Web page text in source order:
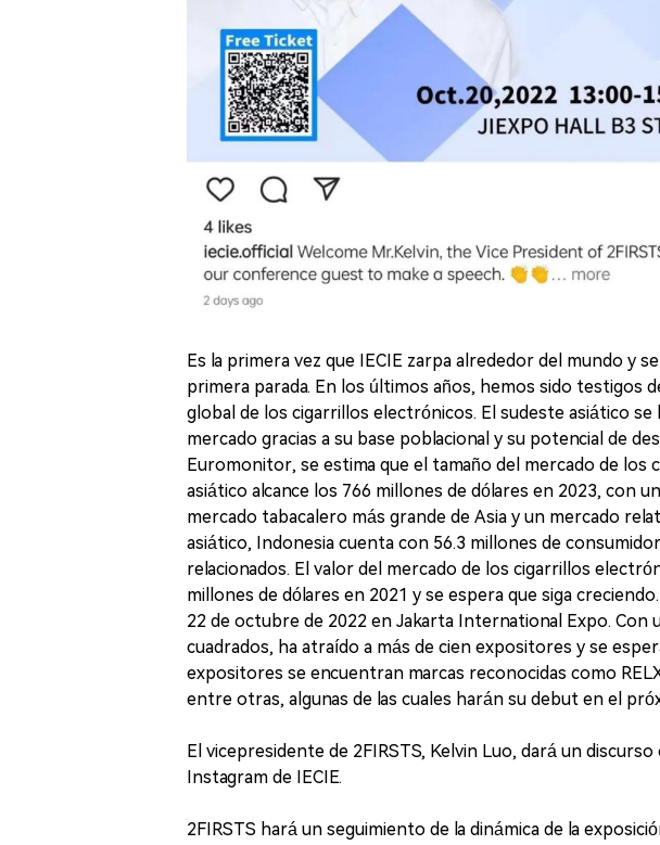
Es la primera vez que IECIE zarpa alrededor del mundo y
primera parada. En los últimos años, hemos sido testigos
global de los cigarrillos electrónicos. El sudeste asiático
mercado gracias a su base poblacional y su potencial de
Euromonitor, se estima que el tamaño del mercado de
asiático alcance los 766 millones de dólares en 2023, con
mercado tabacalero más grande de Asia y un mercado
asiático, Indonesia cuenta con 56.3 millones de
relacionados. El valor del mercado de los cigarrillos
millones de dólares en 2021 y se espera que siga
22 de octubre de 2022 en Jakarta International Expo. Con
cuadrados, ha atraído a más de cien expositores y se
expositores se encuentran marcas reconocidas como
entre otras, algunas de las cuales harán su debut en el
El vicepresidente de 2FIRSTS, Kelvin Luo, dará un discurso
Instagram de IECIE.
2FIRSTS hará un seguimiento de la dinámica de la